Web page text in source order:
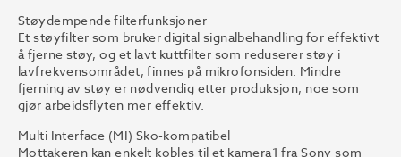
Støydempende filterfunksjoner
Et støyfilter som bruker digital signalbehandling for effektivt
å fjerne støy, og et lavt kuttfilter som reduserer støy i
lavfrekvensområdet, finnes på mikrofonsiden. Mindre
fjerning av støy er nødvendig etter produksjon, noe som
gjør arbeidsflyten mer effektiv.
Multi Interface (MI) Sko-kompatibel
Mottakeren kan enkelt kobles til et kamera1 fra Sony som